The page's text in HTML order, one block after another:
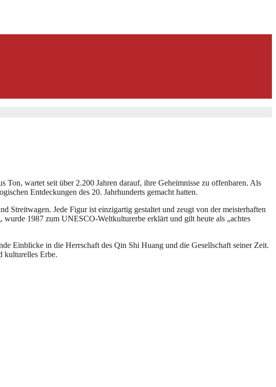
Ton, wartet seit über 2.200 Jahren darauf, ihre Geheimnisse zu offenbaren. Als
Entdeckungen des 20. Jahrhunderts gemacht hatten.
Streitwagen. Jede Figur ist einzigartig gestaltet und zeugt von der meisterhaften
1987 zum UNESCO-Weltkulturerbe erklärt und gilt heute als „achtes
Einblicke in die Herrschaft des Qin Shi Huang und die Gesellschaft seiner Zeit.
kulturelles Erbe.